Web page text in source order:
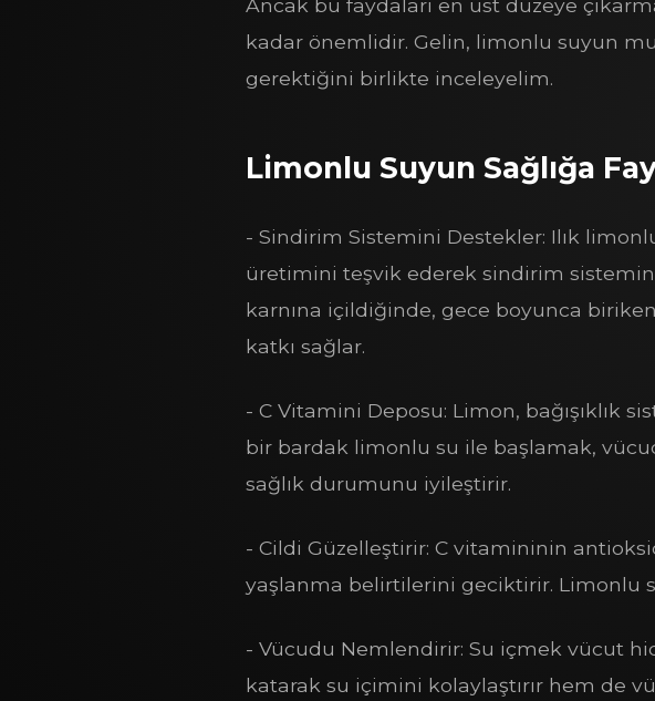
Ancak bu faydaları en üst düzeye
kadar önemlidir. Gelin, limonlu suyun
gerektiğini birlikte inceleyelim.
Limonlu Suyun Sağlığa
- Sindirim Sistemini Destekler: Ilık
üretimini teşvik ederek sindirim
karnına içildiğinde, gece boyunca
katkı sağlar.
- C Vitamini Deposu: Limon, bağışıklık
bir bardak limonlu su ile başlamak,
sağlık durumunu iyileştirir.
- Cildi Güzelleştirir: C vitamininin
yaşlanma belirtilerini geciktirir. Limonlu
- Vücudu Nemlendirir: Su içmek vücut
katarak su içimini kolaylaştırır hem de